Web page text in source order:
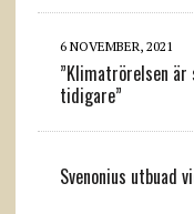
6 NOVEMBER, 2021
”Klimatrörelsen
tidigare”
Svenonius utbuad